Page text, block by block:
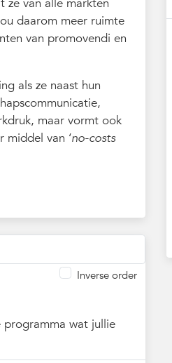
ze van alle markten
daarom meer ruimte
van promovendi en
als ze naast hun
maar vormt ook
van ‘no-costs
Inverse order
programma wat jullie